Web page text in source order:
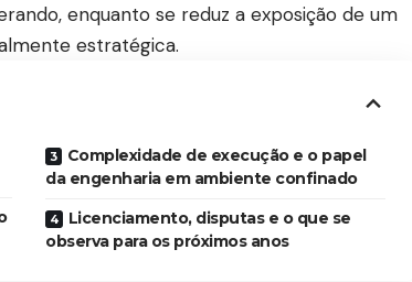
enquanto se reduz a exposição de um
estratégica.
Complexidade de execução e o papel
da engenharia em ambiente confinado
Licenciamento, disputas e o que se
observa para os próximos anos